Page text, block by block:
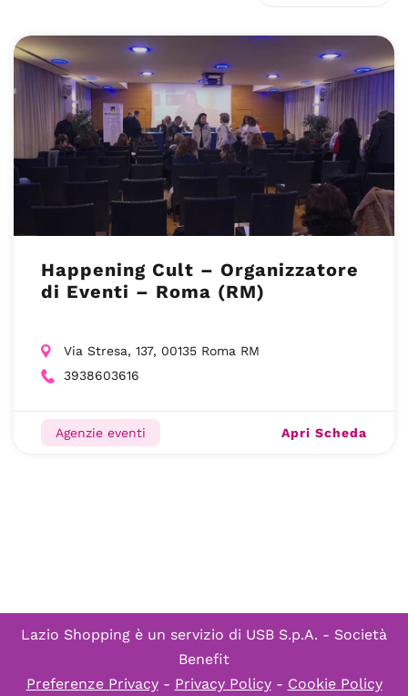
Happening Cult – Organizzatore
di Eventi – Roma (RM)
Via Stresa, 137, 00135 Roma RM
3938603616
Agenzie eventi Apri Scheda
Lazio Shopping è un servizio di USB S.p.A. - Società
Benefit
Preferenze Privacy- Privacy Policy- Cookie Policy